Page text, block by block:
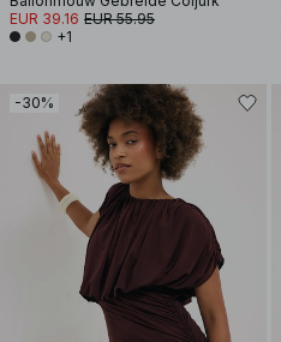
EUR 39.16 EUR 55.95
+1
-30%